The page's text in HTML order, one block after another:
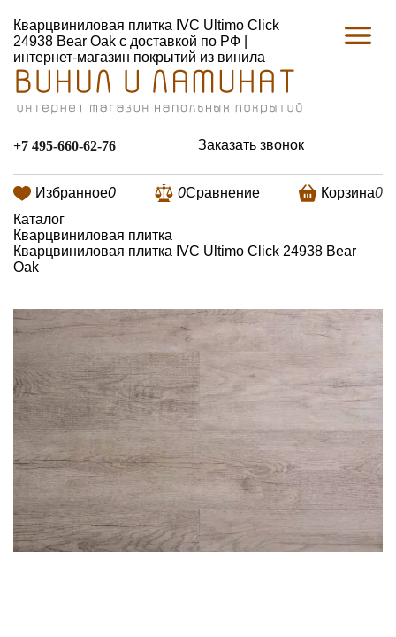
Кварцвиниловая плитка IVC Ultimo Click
24938 Bear Oak с доставкой по РФ |
интернет-магазин покрытий из винила
+7 495-660-62-76 Заказать звонок
Избранное0 0Сравнение Корзина0
Каталог
Кварцвиниловая плитка
Кварцвиниловая плитка IVC Ultimo Click 24938 Bear
Oak